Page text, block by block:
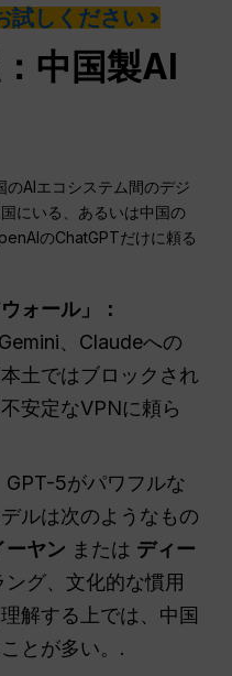
しください >
中国製AI
AIエコシステム間のデジ
にいる、あるいは中国の
のChatGPTだけに頼る
ォール」：
、Claudeへの
土ではブロックされ
安定なVPNに頼ら
GPT-5がパワフルな
ルは次のようなもの
ーヤン または ディー
グ、文化的な慣用
解する上では、中国
とが多い。.